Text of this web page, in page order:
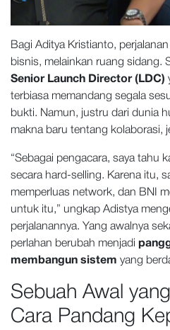
Bagi Aditya Kristianto,
bisnis, melainkan ruang sidang.
Senior Launch Director (LDC)
terbiasa memandang segala
bukti. Namun, justru dari dunia
makna baru tentang kolaborasi,
“Sebagai pengacara, saya tahu
secara hard-selling. Karena itu,
memperluas network, dan BNI
untuk itu,” ungkap Adistya
perjalanannya. Yang awalnya
perlahan berubah menjadi
membangun sistem yang
Sebuah Awal
Cara Pandang